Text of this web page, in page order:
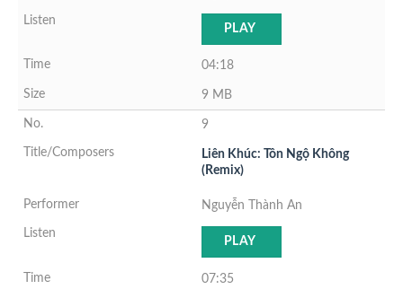
PLAY
04:18
9 MB
9
Liên Khúc: Tôn Ngộ Không
(Remix)
Nguyễn Thành An
PLAY
07:35